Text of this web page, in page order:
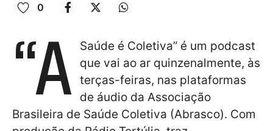
0
“A
Saúde é Coletiva” é um podcast
que vai ao ar quinzenalmente, às
terças-feiras, nas plataformas
de áudio da Associação
Brasileira de Saúde Coletiva (Abrasco). Com